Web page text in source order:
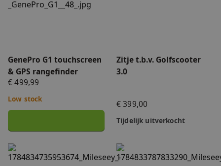
GenePro G1 touchscreen
& GPS rangefinder
€ 499,99
Low stock
Zitje t.b.v. Golfscooter
3.0
€ 399,00
Tijdelijk uitverkocht
GeneSonic Pro detachable Golf GPS Speaker
GeneSonic Go Golf GPS